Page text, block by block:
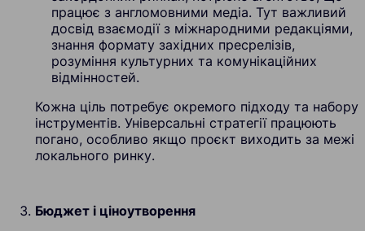
працює з англомовними медіа. Тут важливий
досвід взаємодії з міжнародними редакціями,
знання формату західних пресрелізів,
розуміння культурних та комунікаційних
відмінностей.
Кожна ціль потребує окремого підходу та набору
інструментів. Універсальні стратегії працюють
погано, особливо якщо проєкт виходить за межі
локального ринку.
Бюджет і ціноутворення